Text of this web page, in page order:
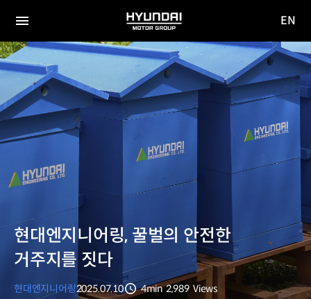
전체
HYUNDAI
MOTOR
GROUP
사이
이동
EN
현대엔지니어링, 꿀벌의 안전한
거주지를 짓다
현대엔지니어링2025.07.10
4min 2,989 Views